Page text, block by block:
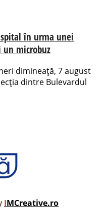
în urma unei
microbuz
dimineață, 7 august
dintre Bulevardul
IMCreative.ro